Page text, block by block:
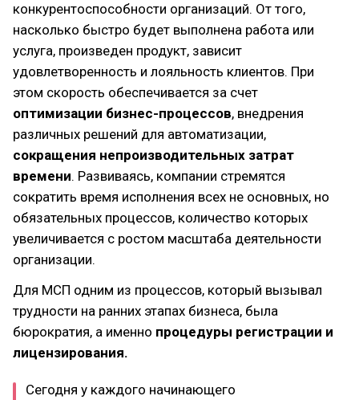
конкурентоспособности организаций. От того,
насколько быстро будет выполнена работа или
услуга, произведен продукт, зависит
удовлетворенность и лояльность клиентов. При
этом скорость обеспечивается за счет
оптимизации бизнес-процессов, внедрения
различных решений для автоматизации,
сокращения непроизводительных затрат
времени. Развиваясь, компании стремятся
сократить время исполнения всех не основных, но
обязательных процессов, количество которых
увеличивается с ростом масштаба деятельности
организации.
Для МСП одним из процессов, который вызывал
трудности на ранних этапах бизнеса, была
бюрократия, а именно процедуры регистрации и
лицензирования.
Сегодня у каждого начинающего